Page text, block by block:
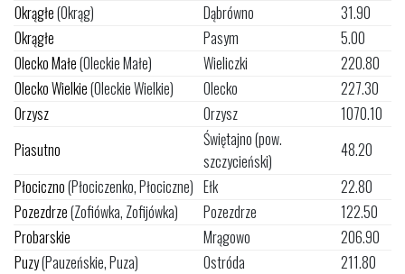
Okrągłe(Okrąg) Dąbrówno
31.90
Okrągłe
Pasym
5.00
Olecko Małe(Oleckie Małe) Wieliczki
220.80
Olecko Wielkie(Oleckie Wielkie) Olecko
227.30
Orzysz
Orzysz
1070.10
Piasutno
Świętajno (pow.
szczycieński)
48.20
Płociczno(Płociczenko, Płociczne) Ełk
22.80
Pozezdrze(Zofiówka, Zofijówka) Pozezdrze
122.50
Probarskie
Mrągowo
206.90
Puzy(Pauzeńskie, Puza) Ostróda
211.80